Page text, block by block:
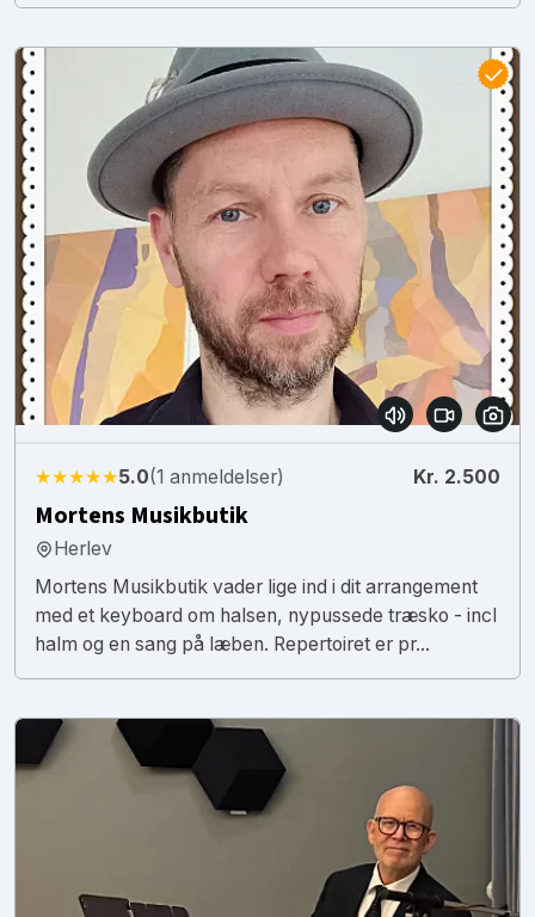
★★★★★5.0(1 anmeldelser) Kr. 2.500
Mortens Musikbutik
Herlev
Mortens Musikbutik vader lige ind i dit arrangement
med et keyboard om halsen, nypussede træsko - incl
halm og en sang på læben. Repertoiret er pr...